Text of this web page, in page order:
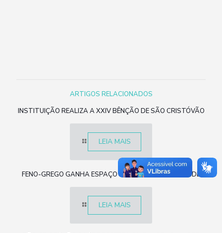
ARTIGOS RELACIONADOS
INSTITUIÇÃO REALIZA A XXIV BÊNÇÃO DE SÃO CRISTÓVÃO
LEIA MAIS
FENO-GREGO GANHA ESPAÇO COMO ALIADO DA SAÚDE
LEIA MAIS